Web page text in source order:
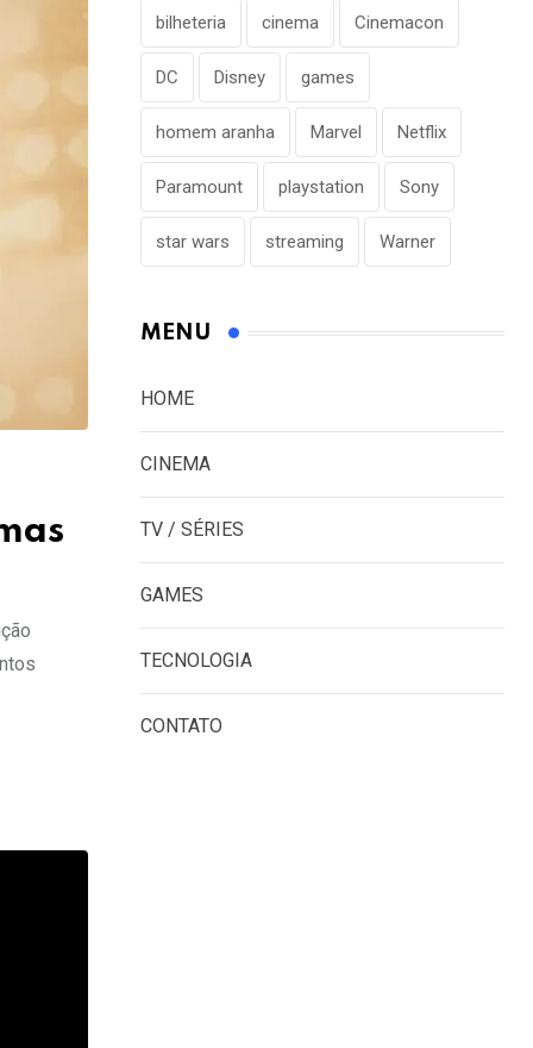
bilheteria cinema Cinemacon
DC Disney games
homem aranha Marvel Netflix
Paramount playstation Sony
star wars streaming Warner
MENU
HOME
CINEMA
TV / SÉRIES
GAMES
TECNOLOGIA
CONTATO